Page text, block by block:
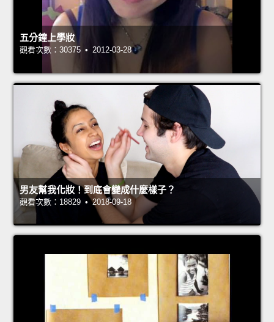
五分鐘上學妝
觀看次數：30375 • 2012-03-28
男友幫我化妝！到底會變成什麼樣子？
觀看次數：18829 • 2018-09-18